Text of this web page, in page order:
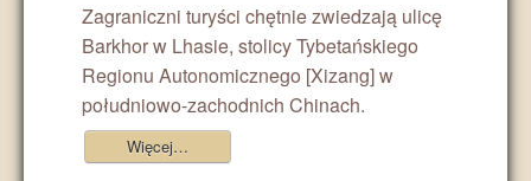
Zagraniczni turyści chętnie zwiedzają ulicę
Barkhor w Lhasie, stolicy Tybetańskiego
Regionu Autonomicznego [Xizang] w
południowo-zachodnich Chinach.
Więcej…